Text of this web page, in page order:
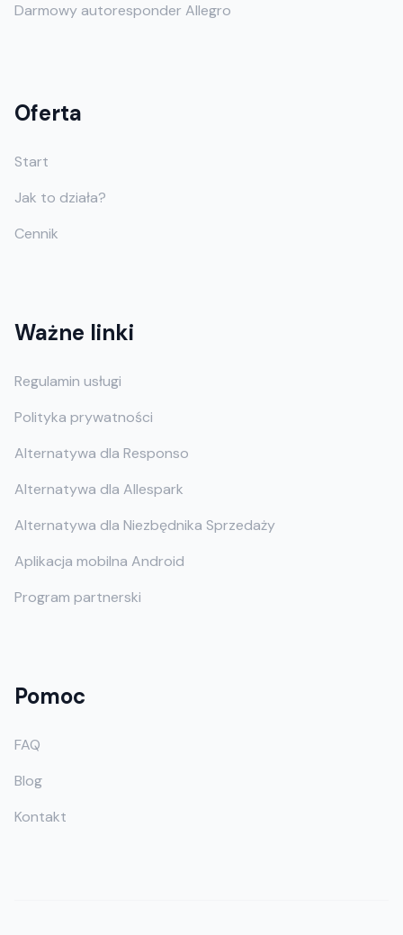
Darmowy autoresponder Allegro
Oferta
Start
Jak to działa?
Cennik
Ważne linki
Regulamin usługi
Polityka prywatności
Alternatywa dla Responso
Alternatywa dla Allespark
Alternatywa dla Niezbędnika Sprzedaży
Aplikacja mobilna Android
Program partnerski
Pomoc
FAQ
Blog
Kontakt